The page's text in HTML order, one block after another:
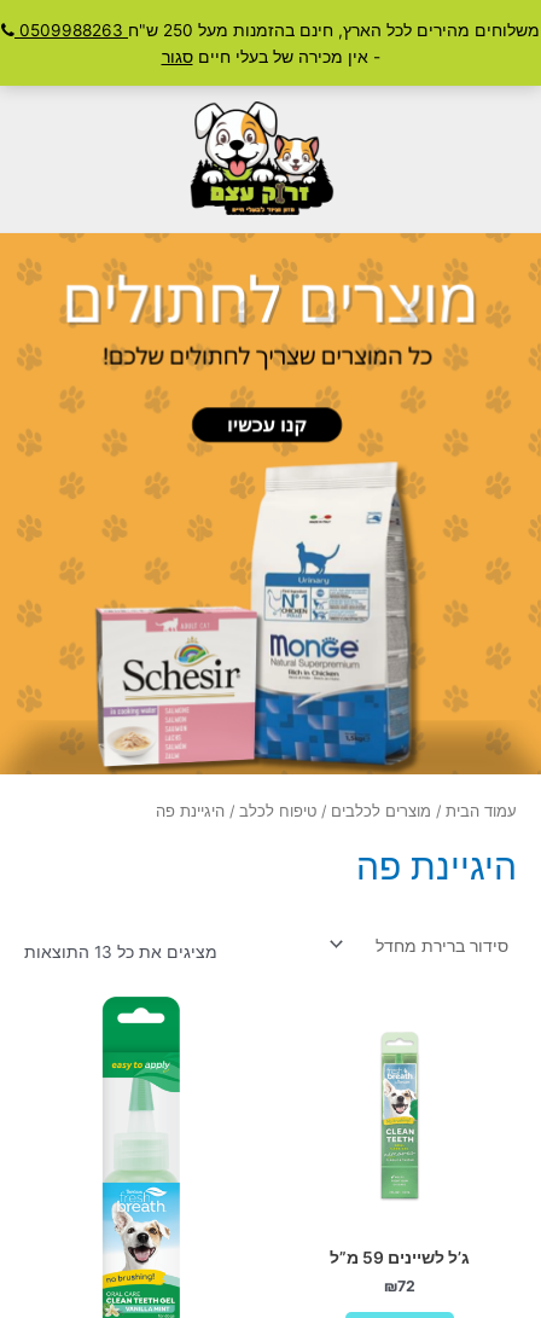
לתוכן
משלוחים מהירים לכל הארץ, חינם בהזמנות מעל 250 ש"ח
- אין מכירה של בעלי חייםסגור
חיפוש
עמוד הבית / מוצרים לכלבים / טיפוח לכלב / היגיינת פה
היגיינת פה
מציגים את כל ⁦13⁩ התוצאות
ג’ל לשיינים 59 מ”ל
₪72